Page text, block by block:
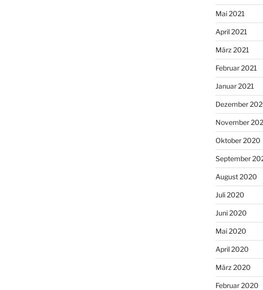
Mai 2021
April 2021
März 2021
Februar 2021
Januar 2021
Dezember
November
Oktober 2020
September
August 2020
Juli 2020
Juni 2020
Mai 2020
April 2020
März 2020
Februar 2020